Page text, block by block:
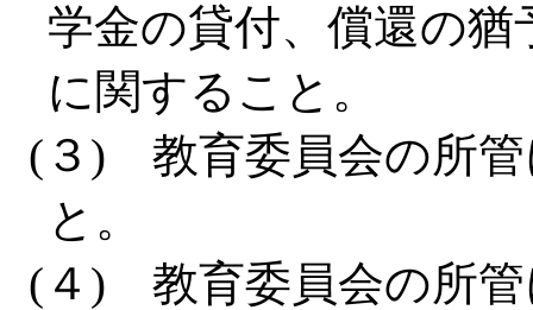
学金の貸付、償還の
に関すること。
(３) 教育委員会の所管
と。
(４) 教育委員会の所管